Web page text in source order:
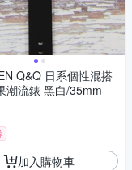
Q&Q 日系個性混搭
潮流錶 黑白/35mm
加入購物車